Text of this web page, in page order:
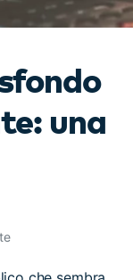
una